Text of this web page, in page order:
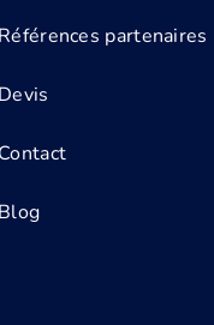
Références partenaires
Devis
Contact
Blog